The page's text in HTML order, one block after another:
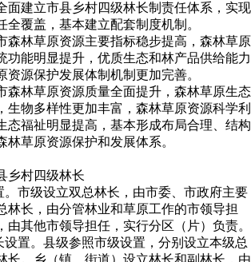
面建立市县乡村四级林长制责任体系，实现
全覆盖，基本建立配套制度机制。
森林草原资源主要指标稳步提高，森林草原
功能明显提升，优质生态和林产品供给能力
资源保护发展体制机制更加完善。
森林草原资源质量全面提升，森林草原生态
生物多样性更加丰富，森林草原资源科学利
态福祉明显提高，基本形成布局合理、结构
林草原资源保护和发展体系。
乡村四级林长
。市级设立双总林长，由市委、市政府主要
林长，由分管林业和草原工作的市领导担
由其他市领导担任，实行分区（片）负责。
设置。县级参照市级设置，分别设立本级总
长。乡（镇、街道）设立林长和副林长，由